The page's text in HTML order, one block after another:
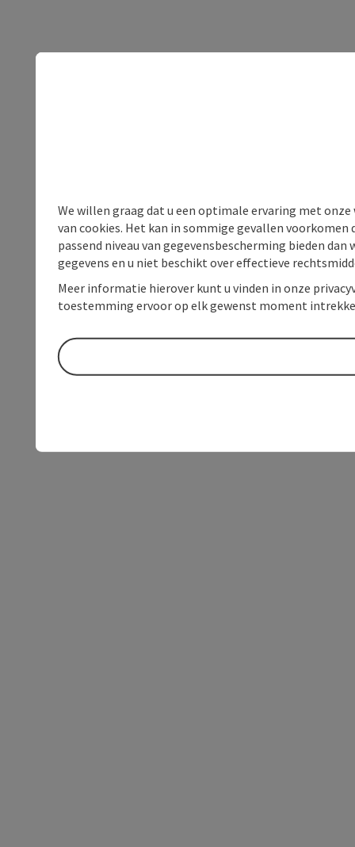
We willen graag dat u een optimale ervaring met
van cookies. Het kan in sommige gevallen voorkomen
passend niveau van gegevensbescherming bieden
gegevens en u niet beschikt over effectieve
Meer informatie hierover kunt u vinden in onze
toestemming ervoor op elk gewenst moment